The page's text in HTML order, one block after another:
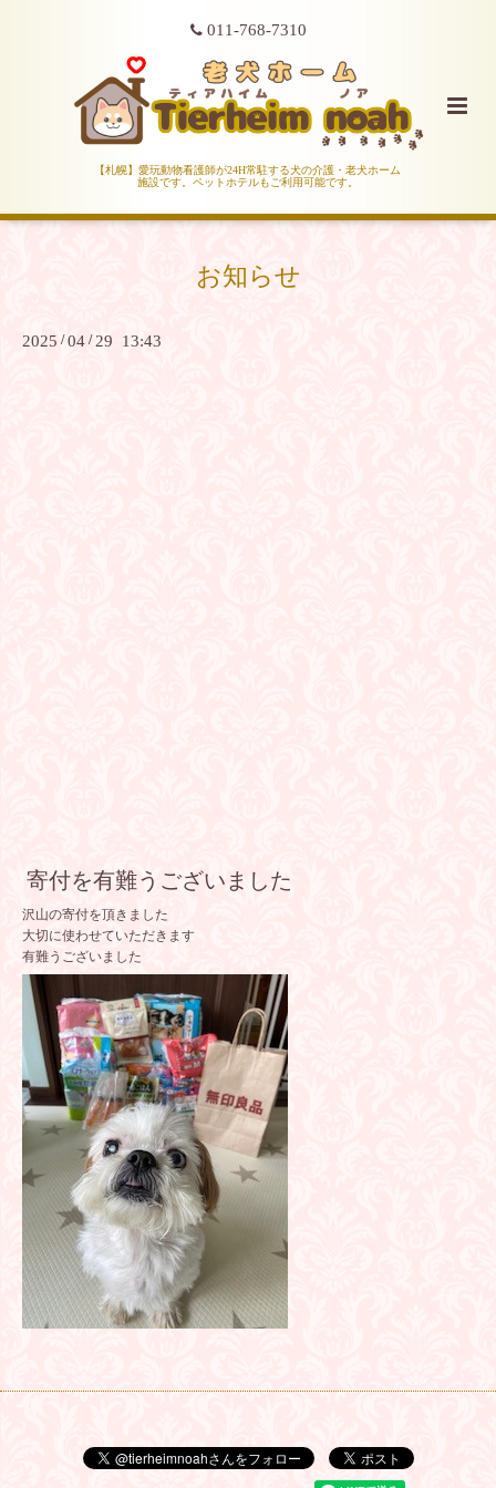
011-768-7310
【札幌】愛玩動物看護師が24H常駐する犬の介護・老犬ホーム
施設です。ペットホテルもご利用可能です。
お知らせ
2025 /04 / 29 13:43
寄付を有難うございました
沢山の寄付を頂きました
大切に使わせていただきます
有難うございました